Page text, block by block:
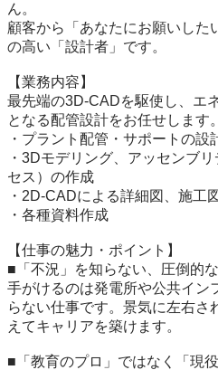
ん。
顧客から「あなたにお願いした
の高い「設計者」です。
【業務内容】
最先端の3D-CADを駆使し、エ
となる配管設計をお任せします。
・プラント配管・サポートの設
・3Dモデリング、アッセンブ
セス）の作成
・2D-CADによる詳細図、施工
・各種資料作成
【仕事の魅力・ポイント】
■「不況」を知らない、圧倒的
手がけるのは発電所や公共イン
らない仕事です。景気に左右さ
えてキャリアを築けます。
■「教育のプロ」ではなく「現